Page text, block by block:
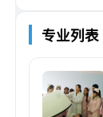
专业列表